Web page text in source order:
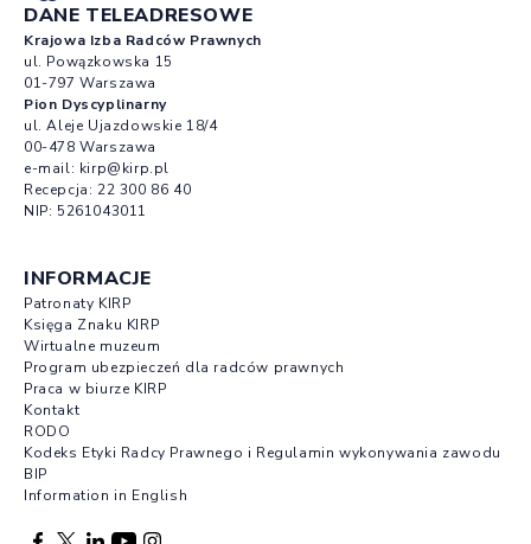
DANE TELEADRESOWE
Krajowa Izba Radców Prawnych
ul. Powązkowska 15
01-797 Warszawa
Pion Dyscyplinarny
ul. Aleje Ujazdowskie 18/4
00-478 Warszawa
e-mail: kirp@kirp.pl
Recepcja: 22 300 86 40
NIP: 5261043011
INFORMACJE
Patronaty KIRP
Księga Znaku KIRP
Wirtualne muzeum
Program ubezpieczeń dla radców prawnych
Praca w biurze KIRP
Kontakt
RODO
Kodeks Etyki Radcy Prawnego i Regulamin wykonywania zawodu
BIP
Information in English